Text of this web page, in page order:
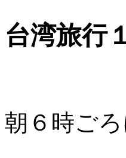
台湾旅行
朝６時ご